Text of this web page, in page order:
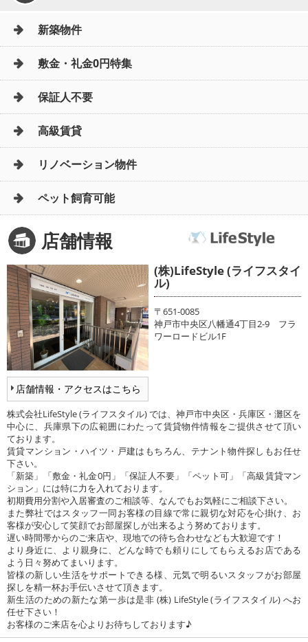
新築物件
敷金・礼金0円特集
保証人不要
高級賃貸
リノベーション物件
ペット飼育可能
店舗情報
店舗情報・アクセスはこちら
(株)LifeStyle (ライフスタイ
ル)
〒651-0085
神戸市中央区八幡通4丁目2-9 フラ
ワーロードビル1F
株式会社LifeStyle (ライフスタイル) では、神戸市中央区・兵庫区・灘区を
中心に、兵庫県下の広範囲にわたって賃貸物件情報をご提供させて頂い
ております。
賃貸マンション・ハイツ・戸建はもちろん、テナント物件探しもお任せ
下さい。
「新築」「敷金・礼金0円」「保証人不要」「ペット可」「高級賃貸マン
ション」には特に力を入れております。
初期費用分割や入居審査のご相談等、なんでもお気軽にご相談下さい。
また弊社ではスタッフ一同お客様の目線で常に親切な対応を心掛け、お
客様が安心して笑顔でお部屋探しが出来るよう努めております。
遅い時間帯からのご来店や、現地での待ち合わせなども大歓迎です！
より身近に、より親身に、どんな時でも頼りにしてもらえるお店である
よう日々努めてまいります。
皆様の新しい生活をサポートできる様、元気で明るいスタッフがお部屋
探しを精一杯お手伝いさせて頂きます。
新生活のための新たな第一歩は是非 (株) LifeStyle (ライフスタイル) へお
任せ下さい！
お客様のご来店を心よりお待ちしております♪